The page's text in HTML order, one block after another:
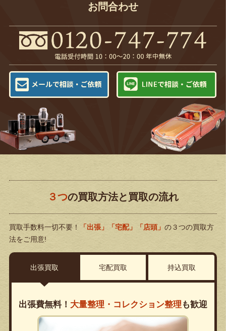
お問合わせ
３つの買取方法と買取の流れ
買取手数料一切不要！ 「出張」「宅配」「店頭」 の３つの買取方
法をご用意!
出張買取 宅配買取 持込買取
出張費無料！ 大量整理・コレクション整理 も歓迎